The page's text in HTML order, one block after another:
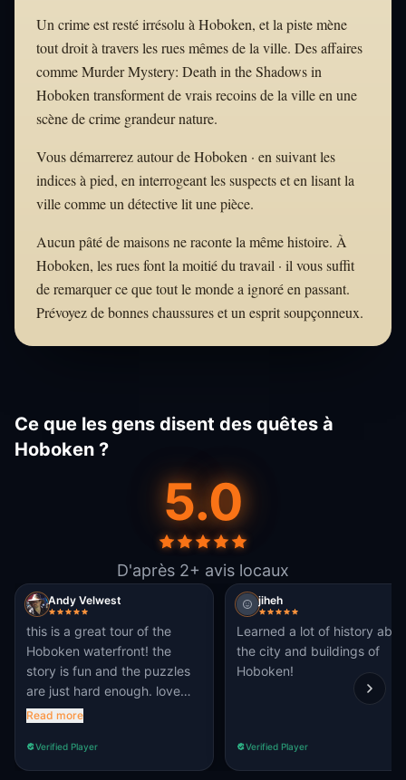
Un crime est resté irrésolu à Hoboken, et la piste mène
tout droit à travers les rues mêmes de la ville. Des affaires
comme Murder Mystery: Death in the Shadows in
Hoboken transforment de vrais recoins de la ville en une
scène de crime grandeur nature.
Vous démarrerez autour de Hoboken · en suivant les
indices à pied, en interrogeant les suspects et en lisant la
ville comme un détective lit une pièce.
Aucun pâté de maisons ne raconte la même histoire. À
Hoboken, les rues font la moitié du travail · il vous suffit
de remarquer ce que tout le monde a ignoré en passant.
Prévoyez de bonnes chaussures et un esprit soupçonneux.
Ce que les gens disent des quêtes à
Hoboken ?
5.0
D'après 2+ avis locaux
Andy Velwest
this is a great tour of the
Hoboken waterfront! the
story is fun and the puzzles
are just hard enough. love
the picture directions and the
disabilities
Read more
Verified Player
jiheh
Learned a lot of history
the city and buildings of
Hoboken!
Verified Player